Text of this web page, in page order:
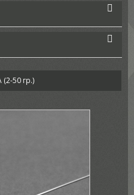
50 гр.)